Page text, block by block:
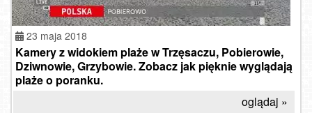
23 maja 2018
Kamery z widokiem plaże w Trzęsaczu, Pobierowie,
Dziwnowie, Grzybowie. Zobacz jak pięknie wyglądają
plaże o poranku.
oglądaj »
7
dzikich
plaż,
gdzie
odpoczniesz